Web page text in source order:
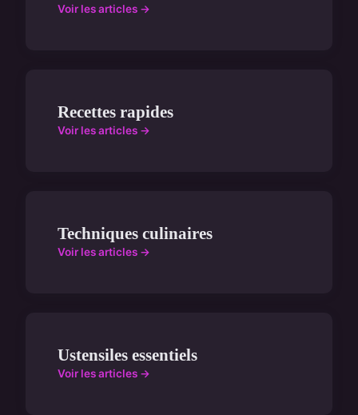
Voir les articles →
Recettes rapides
Voir les articles →
Techniques culinaires
Voir les articles →
Ustensiles essentiels
Voir les articles →